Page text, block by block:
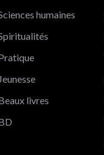
humaines
Jeunesse
livres